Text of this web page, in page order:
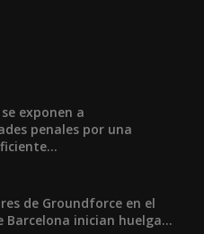
exponen a
penales por una
de Groundforce en el
Barcelona inician huelga...